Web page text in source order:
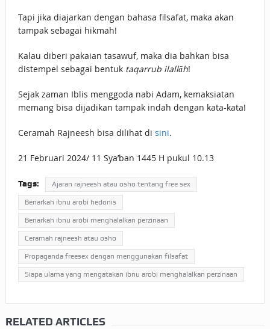
Tapi jika diajarkan dengan bahasa filsafat, maka akan
tampak sebagai hikmah!
Kalau diberi pakaian tasawuf, maka dia bahkan bisa
distempel sebagai bentuk taqarrub ilallāh!
Sejak zaman Iblis menggoda nabi Adam, kemaksiatan
memang bisa dijadikan tampak indah dengan kata-kata!
Ceramah Rajneesh bisa dilihat di sini.
21 Februari 2024/ 11 Sya’ban 1445 H pukul 10.13
Tags: Ajaran rajneesh atau osho tentang free sex
Benarkah ibnu arobi hedonis
Benarkah ibnu arobi menghalalkan perzinaan
Ceramah rajneesh atau osho
Propaganda freesex dengan menggunakan filsafat
Siapa ulama yang mengatakan ibnu arobi menghalalkan perzinaan
RELATED ARTICLES